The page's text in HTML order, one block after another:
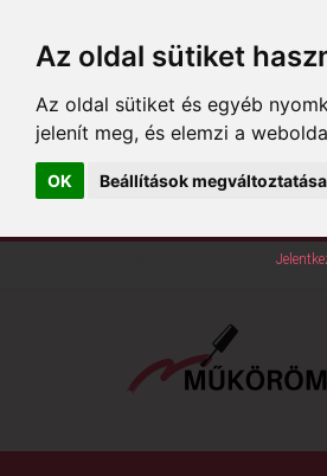
Az oldal sütiket
Az oldal sütiket és egyéb
jelenít meg, és elemzi a
OK Beállítások megváltoztatása